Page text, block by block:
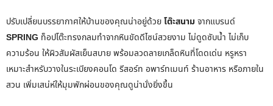
ปรับเปลี่ยนบรรยากาศให้บ้านของคุณน่าอยู่ด้วยโต๊ะสนาม จากแบรนด์
SPRING ท็อปโต๊ะทรงกลมทำจากหินขัดดีไซน์สวยงาม ไม่ดูดซับน้ำ ไม่เก็บ
ความร้อน ให้ผิวสัมผัสเย็นสบาย พร้อมลวดลายเกล็ดหินที่โดดเด่น หรูหรา
เหมาะสำหรับวางในระเบียงคอนโด รีสอร์ท อพาร์ทเมนท์ ร้านอาหาร หรือภายใน
สวน เพิ่มเสน่ห์ให้มุมพักผ่อนของคุณดูน่านั่งยิ่งขึ้น